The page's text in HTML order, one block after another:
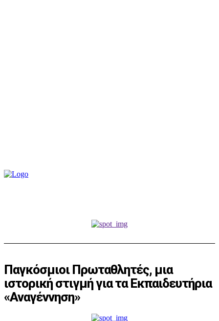
Παγκόσμιοι Πρωταθλητές, μια
ιστορική στιγμή για τα Εκπαιδευτήρια
«Αναγέννηση»